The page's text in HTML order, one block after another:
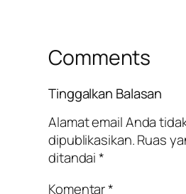
Comments
Tinggalkan Balasan
Alamat email Anda
dipublikasikan.Ruas
ditandai*
Komentar*